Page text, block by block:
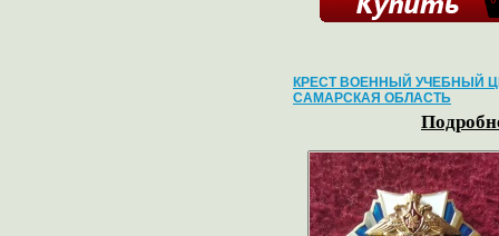
КРЕСТ ВОЕННЫЙ УЧЕБНЫЙ
САМАРСКАЯ ОБЛАСТЬ